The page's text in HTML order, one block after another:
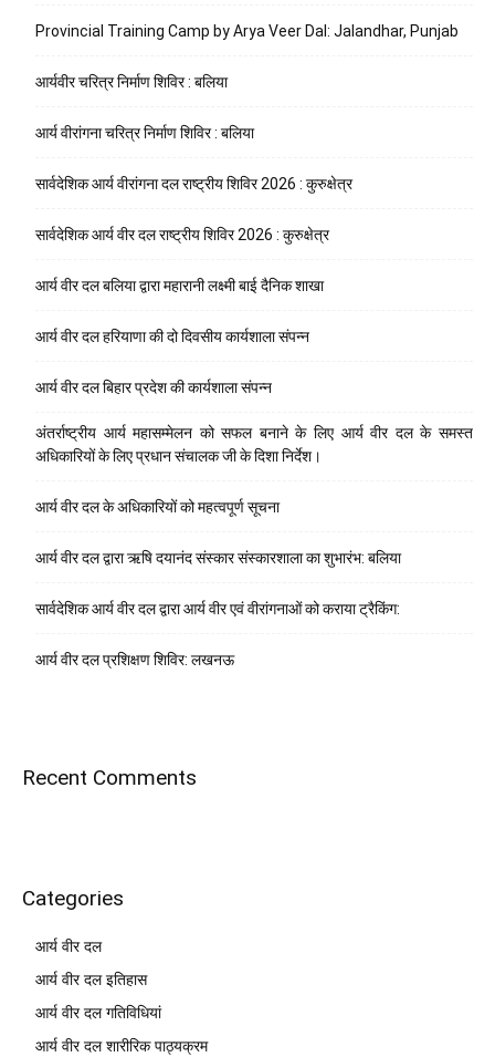
Provincial Training Camp by Arya Veer Dal: Jalandhar, Punjab
आर्यवीर चरित्र निर्माण शिविर : बलिया
आर्य वीरांगना चरित्र निर्माण शिविर : बलिया
सार्वदेशिक आर्य वीरांगना दल राष्ट्रीय शिविर 2026 : कुरुक्षेत्र
सार्वदेशिक आर्य वीर दल राष्ट्रीय शिविर 2026 : कुरुक्षेत्र
आर्य वीर दल बलिया द्वारा महारानी लक्ष्मी बाई दैनिक शाखा
आर्य वीर दल हरियाणा की दो दिवसीय कार्यशाला संपन्न
आर्य वीर दल बिहार प्रदेश की कार्यशाला संपन्न
अंतर्राष्ट्रीय आर्य महासम्मेलन को सफल बनाने के लिए आर्य वीर दल के समस्त
अधिकारियों के लिए प्रधान संचालक जी के दिशा निर्देश।
आर्य वीर दल के अधिकारियों को महत्वपूर्ण सूचना
आर्य वीर दल द्वारा ऋषि दयानंद संस्कार संस्कारशाला का शुभारंभ: बलिया
सार्वदेशिक आर्य वीर दल द्वारा आर्य वीर एवं वीरांगनाओं को कराया ट्रैकिंग:
आर्य वीर दल प्रशिक्षण शिविर: लखनऊ
Recent Comments
Categories
आर्य वीर दल
आर्य वीर दल इतिहास
आर्य वीर दल गतिविधियां
आर्य वीर दल शारीरिक पाठ्यक्रम